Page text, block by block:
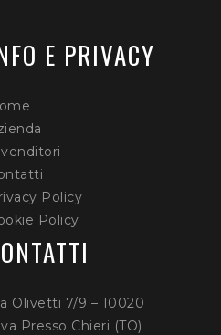
E PRIVACY
Policy
Policy
Olivetti 7/9 – 10020
Presso Chieri (TO)